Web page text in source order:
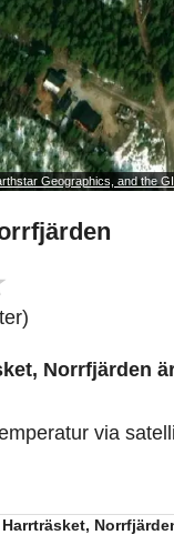
Geographics, and the
Norrfjärden
via